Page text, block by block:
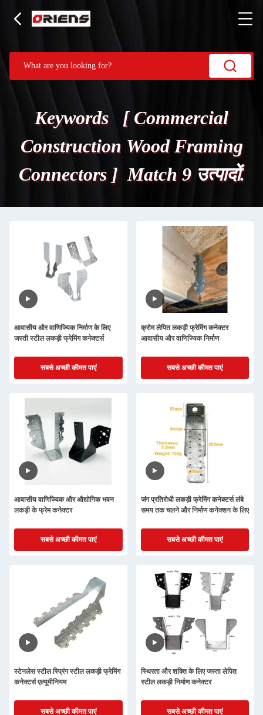
Keywords [ Commercial
Construction Wood Framing
Connectors ] Match 9 उत्पादों.
आवासीय और वाणिज्यिक निर्माण के लिए
जस्ती स्टील लकड़ी फ्रेमिंग कनेक्टर्स
सबसे अच्छी कीमत पाएं
क्रोम लेपित लकड़ी फ्रेमिंग कनेक्टर
आवासीय और वाणिज्यिक निर्माण
सबसे अच्छी कीमत पाएं
आवासीय वाणिज्यिक और औद्योगिक भवन
लकड़ी के फ्रेम कनेक्टर
सबसे अच्छी कीमत पाएं
जंग प्रतिरोधी लकड़ी फ्रेमिंग कनेक्टर्स लंबे
समय तक चलने और निर्माण कनेक्शन के लिए
सबसे अच्छी कीमत पाएं
स्टेनलेस स्टील स्प्रिंग स्टील लकड़ी फ्रेमिंग
कनेक्टर्स एल्यूमीनियम
सबसे अच्छी कीमत पाएं
स्थिरता और शक्ति के लिए जस्ता लेपित
स्टील लकड़ी निर्माण कनेक्टर
सबसे अच्छी कीमत पाएं